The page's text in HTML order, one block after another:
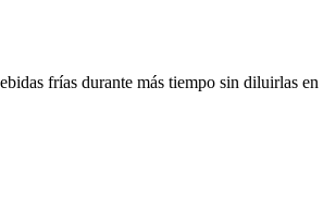
frías durante más tiempo sin diluirlas en